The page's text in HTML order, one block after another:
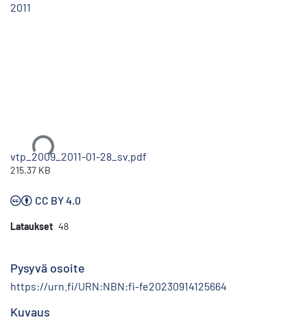
2011
Ladataan...
vtp_2009_2011-01-28_sv.pdf
215.37 KB
CC BY 4.0
Lataukset 48
Pysyvä osoite
https://urn.fi/URN:NBN:fi-fe20230914125664
Kuvaus